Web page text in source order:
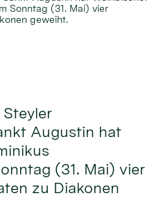
Sonntag (31. Mai) vier
geweiht.
Augustin hat
(31. Mai) vier
zu Diakonen